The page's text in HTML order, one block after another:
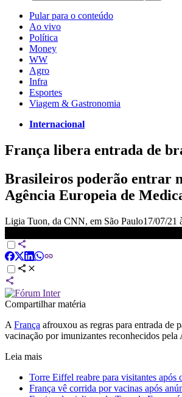
Pular para o conteúdo
Ao vivo
Política
Money
WW
Agro
Infra
Esportes
Viagem & Gastronomia
Internacional
França libera entrada de
Brasileiros poderão entrar
Agência Europeia de
Ligia Tuon, da CNN, em São Paulo17/07/21
Compartilhar matéria
A França afrouxou as regras para entrada de
vacinação por imunizantes reconhecidos
Leia mais
Torre Eiffel reabre para visitantes após
França vê corrida por vacinas após